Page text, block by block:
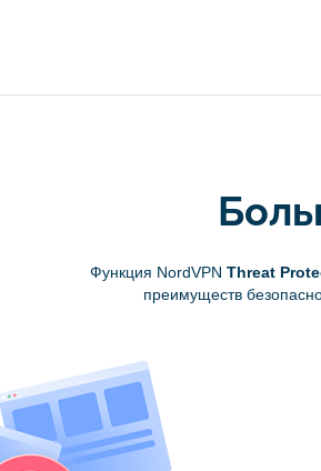
Функция NordVPN Threat
преимуществ